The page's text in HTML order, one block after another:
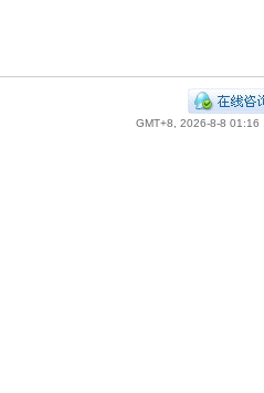
GMT+8, 2026-8-8 01:16